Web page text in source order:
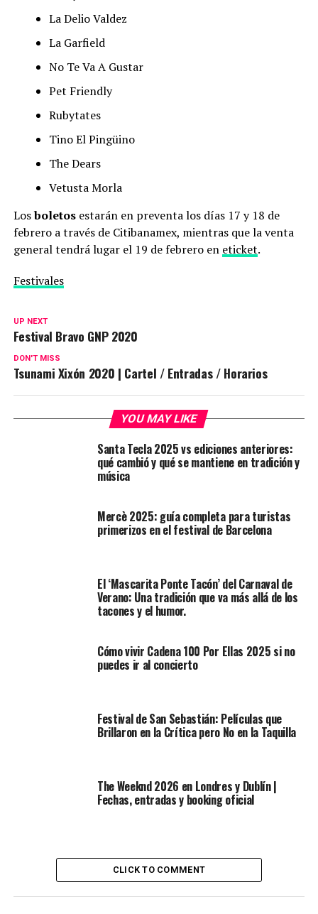
La Delio Valdez
La Garfield
No Te Va A Gustar
Pet Friendly
Rubytates
Tino El Pingüino
The Dears
Vetusta Morla
Losboletosestarán en preventa los días 17 y 18 de
febrero a través de Citibanamex, mientras que la venta
general tendrá lugar el 19 de febrero en eticket.
Festivales
UP NEXT
Festival Bravo GNP 2020
DON'T MISS
Tsunami Xixón 2020 | Cartel / Entradas / Horarios
YOU MAY LIKE
Santa Tecla 2025 vs ediciones anteriores:
qué cambió y qué se mantiene en tradición y
música
Mercè 2025: guía completa para turistas
primerizos en el festival de Barcelona
El ‘Mascarita Ponte Tacón’ del Carnaval de
Verano: Una tradición que va más allá de los
tacones y el humor.
Cómo vivir Cadena 100 Por Ellas 2025 si no
puedes ir al concierto
Festival de San Sebastián: Películas que
Brillaron en la Crítica pero No en la Taquilla
The Weeknd 2026 en Londres y Dublín |
Fechas, entradas y booking oficial
CLICK TO COMMENT